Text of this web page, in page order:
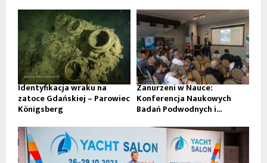
Identyfikacja wraku na
zatoce Gdańskiej – Parowiec
Königsberg
Zanurzeni w Nauce:
Konferencja Naukowych
Badań Podwodnych i...